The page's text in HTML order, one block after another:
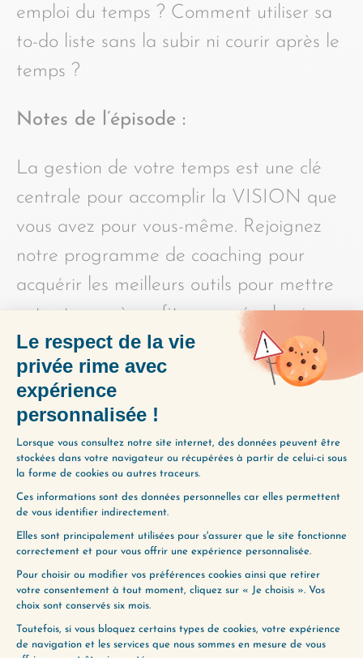
emploi du temps ? Comment utiliser sa
to-do liste sans la subir ni courir après le
temps ?
Notes de l’épisode :
La gestion de votre temps est une clé
centrale pour accomplir la VISION que
vous avez pour vous-même. Rejoignez
notre programme de coaching pour
acquérir les meilleurs outils pour mettre
votre temps à profit pour créer la vie
extraordinaire qui vous ressemble. Pour
en savoir plus :
https://changemavie.com/coaching
PARTAGER L'ÉPISODE
(195) À QUI APPARTIENT VOTRE
TEMPS ?
(197) L’AUTO-SABOTAGE